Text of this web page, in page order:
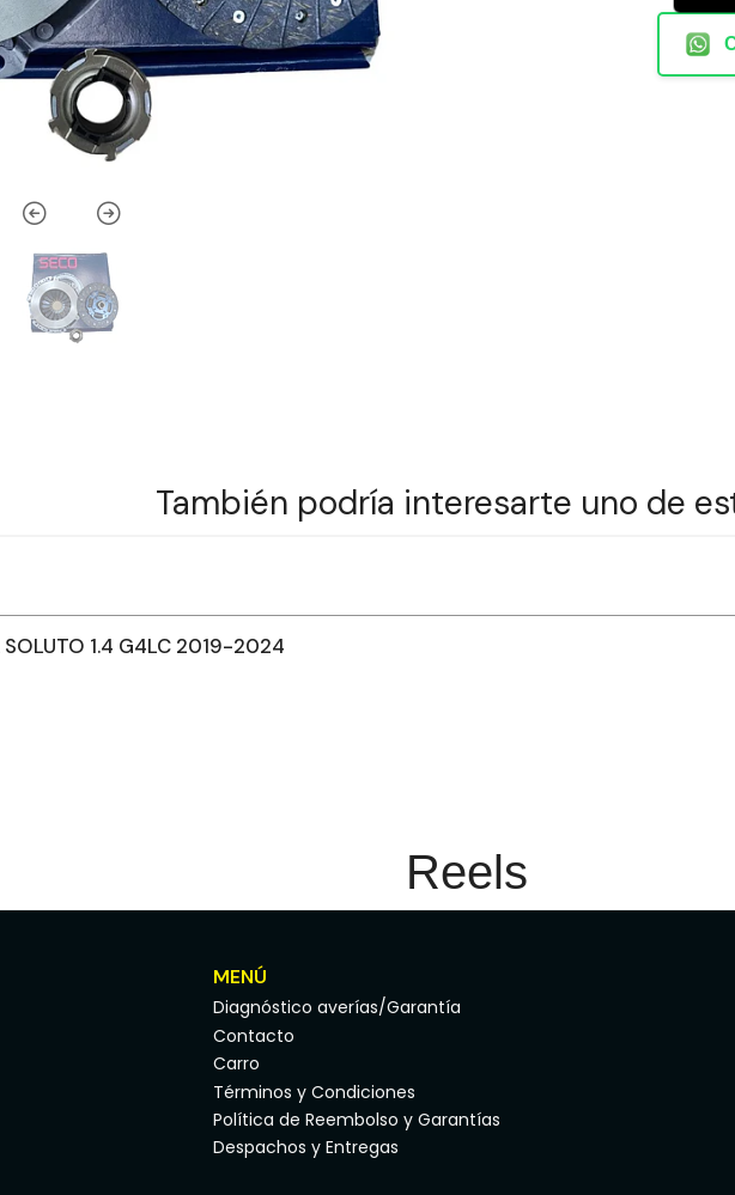
También podría interesarte uno de
SOLUTO 1.4 G4LC 2019-2024
Reels
MENÚ
Diagnóstico averías/Garantía
Contacto
Carro
Términos y Condiciones
Política de Reembolso y Garantías
Despachos y Entregas